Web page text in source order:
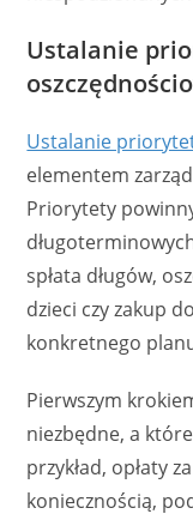
Ustalanie
Ustalanie
elementem
Priorytety
spłata długów,
dzieci czy zakup
konkretnego
Pierwszym
niezbędne, a
przykład, opłaty
koniecznością,